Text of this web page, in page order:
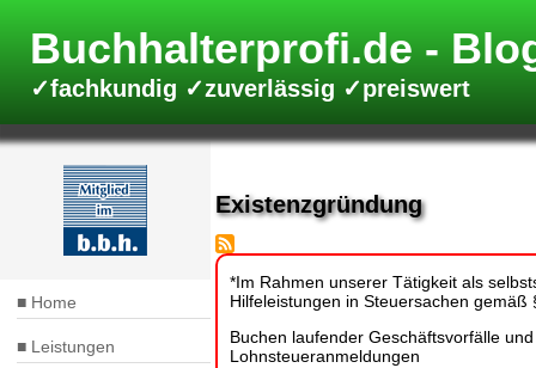
InhaltBuchhalterprofi.de
✓fachkundig ✓zuverlässig ✓preiswert
Hauptnavigation
Home
Leistungen
Existenzgründung
*Im Rahmen unserer Tätigkeit als
Hilfeleistungen in Steuersachen gemäß
Buchen laufender Geschäftsvorfälle
Lohnsteueranmeldungen